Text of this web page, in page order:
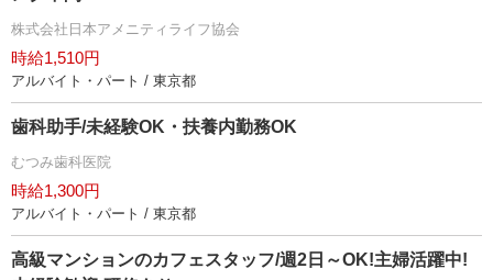
株式会社日本アメニティライフ協会
時給1,510円
アルバイト・パート / 東京都
歯科助手/未経験OK・扶養内勤務OK
むつみ歯科医院
時給1,300円
アルバイト・パート / 東京都
高級マンションのカフェスタッフ/週2日～OK!主婦活躍中!